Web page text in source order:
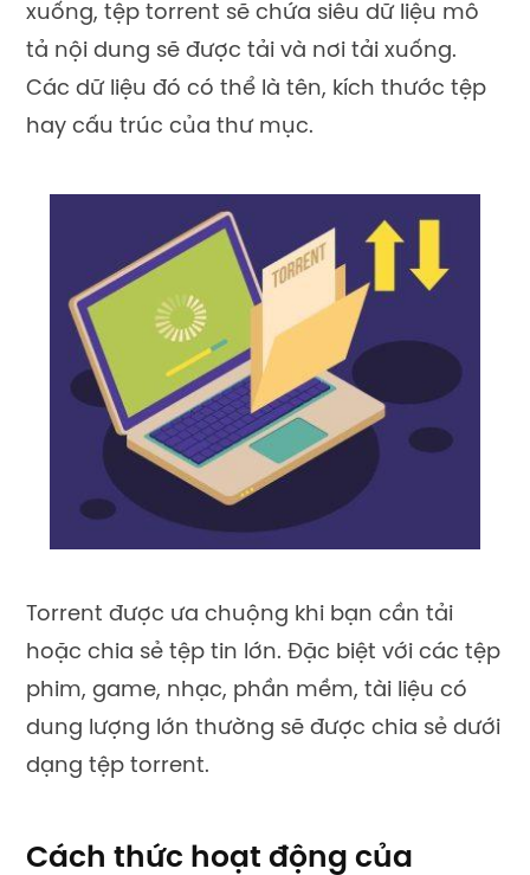
xuống, tệp torrent sẽ chứa siêu dữ liệu mô
tả nội dung sẽ được tải và nơi tải xuống.
Các dữ liệu đó có thể là tên, kích thước tệp
hay cấu trúc của thư mục.
Torrent được ưa chuộng khi bạn cần tải
hoặc chia sẻ tệp tin lớn. Đặc biệt với các tệp
phim, game, nhạc, phần mềm, tài liệu có
dung lượng lớn thường sẽ được chia sẻ dưới
dạng tệp torrent.
Cách thức hoạt động của